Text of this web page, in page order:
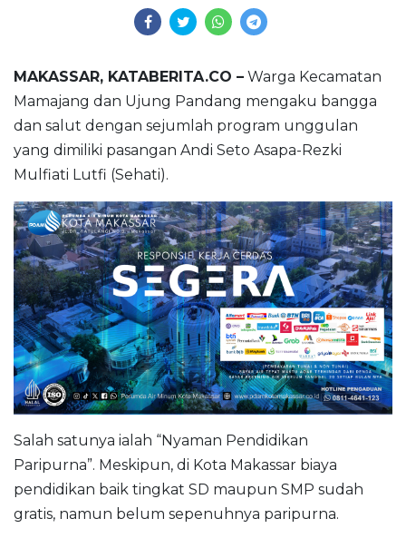
MAKASSAR, KATABERITA.CO – Warga Kecamatan
Mamajang dan Ujung Pandang mengaku bangga
dan salut dengan sejumlah program unggulan
yang dimiliki pasangan Andi Seto Asapa-Rezki
Mulfiati Lutfi (Sehati).
Salah satunya ialah “Nyaman Pendidikan
Paripurna”. Meskipun, di Kota Makassar biaya
pendidikan baik tingkat SD maupun SMP sudah
gratis, namun belum sepenuhnya paripurna.